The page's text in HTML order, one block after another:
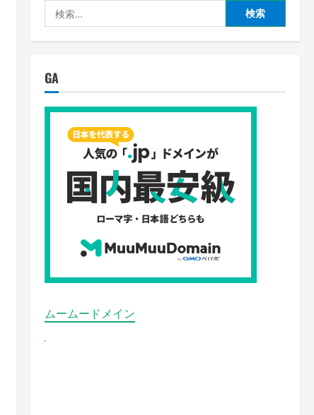
索:
GA
ムームードメイン